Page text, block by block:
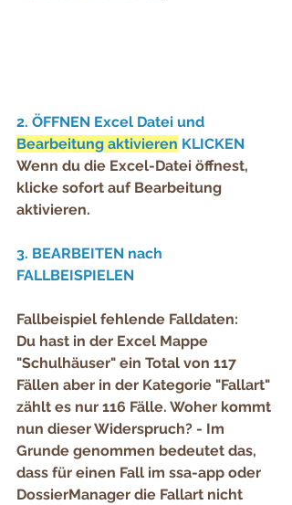
2. ÖFFNEN Excel Datei und
Bearbeitung aktivieren KLICKEN
Wenn du die Excel-Datei öffnest,
klicke sofort auf Bearbeitung
aktivieren.
3. BEARBEITEN nach
FALLBEISPIELEN
Fallbeispiel fehlende Falldaten:
Du hast in der Excel Mappe
"Schulhäuser" ein Total von 117
Fällen aber in der Kategorie "Fallart"
zählt es nur 116 Fälle. Woher kommt
nun dieser Widerspruch? - Im
Grunde genommen bedeutet das,
dass für einen Fall im ssa-app oder
DossierManager die Fallart nicht